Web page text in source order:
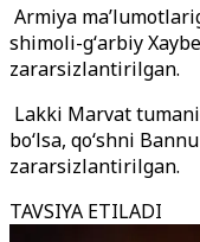
Armiya
shimoli-gʻarbiy
zararsizlantirilgan.
Lakki Marvat
bo‘lsa, qo‘shni
zararsizlantirilgan.
TAVSIYA ETILADI